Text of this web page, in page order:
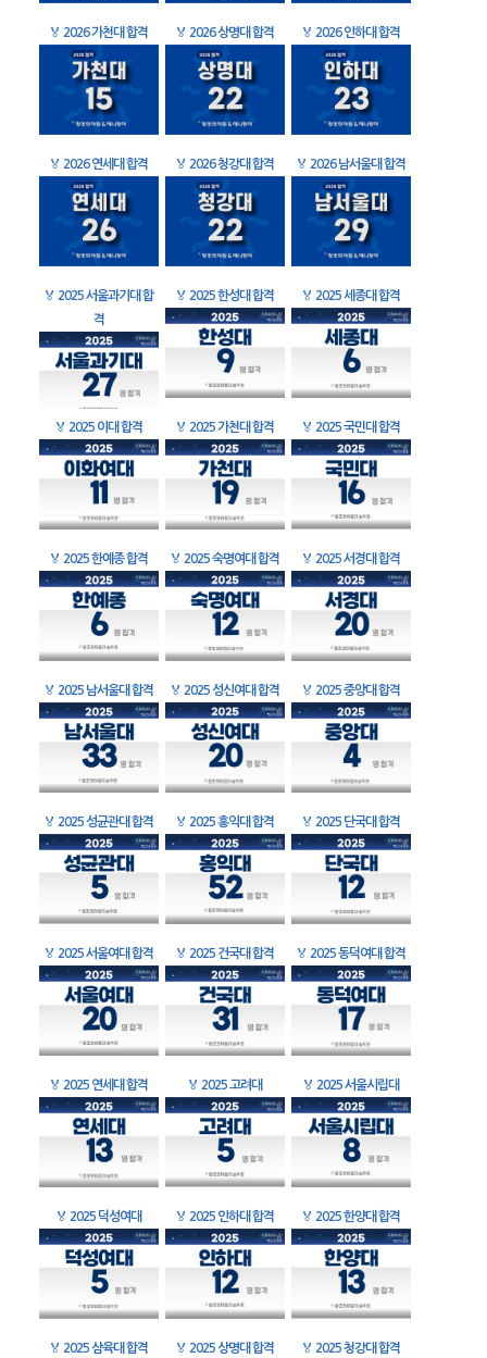
🏅 2026 가천대 합격 🏅 2026 상명대 합격 🏅 2026 인하대 합격
🏅 2026 연세대 합격 🏅 2026 청강대 합격 🏅 2026 남서울대 합격
🏅 2025 서울과기대 합
격
🏅 2025 한성대 합격 🏅 2025 세종대 합격
🏅 2025 이대 합격 🏅 2025 가천대 합격 🏅 2025 국민대 합격
🏅 2025 한예종 합격 🏅 2025 숙명여대 합격 🏅 2025 서경대 합격
🏅 2025 남서울대 합격 🏅 2025 성신여대 합격 🏅 2025 중앙대 합격
🏅 2025 성균관대 합격 🏅 2025 홍익대 합격 🏅 2025 단국대 합격
🏅 2025 서울여대 합격 🏅 2025 건국대 합격 🏅 2025 동덕여대 합격
🏅 2025 연세대 합격 🏅 2025 고려대 🏅 2025 서울시립대
🏅 2025 덕성여대 🏅 2025 인하대 합격 🏅 2025 한양대 합격
🏅 2025 삼육대 합격 🏅 2025 상명대 합격 🏅 2025 청강대 합격